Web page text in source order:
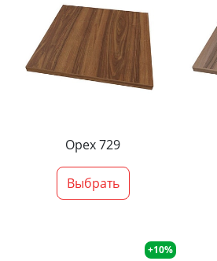
Орех 729
Выбрать
+10%